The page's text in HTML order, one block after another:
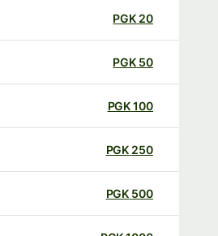
20
PGK
50
PGK
100
PGK
250
PGK
500
PGK